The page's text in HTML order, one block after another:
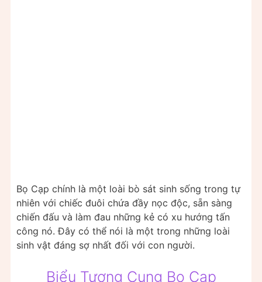
Bọ Cạp chính là một loài bò sát sinh sống trong tự
nhiên với chiếc đuôi chứa đầy nọc độc, sẵn sàng
chiến đấu và làm đau những kẻ có xu hướng tấn
công nó. Đây có thể nói là một trong những loài
sinh vật đáng sợ nhất đối với con người.
Biểu Tượng Cung Bọ Cạp